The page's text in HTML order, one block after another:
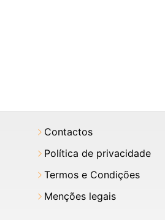
Contactos
Política de privacidade
Termos e Condições
Menções legais